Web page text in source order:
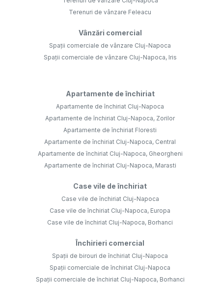
Terenuri de vânzare Feleacu
Vânzări comercial
Spații comerciale de vânzare Cluj-Napoca
Spații comerciale de vânzare Cluj-Napoca, Iris
Apartamente de închiriat
Apartamente de închiriat Cluj-Napoca
Apartamente de închiriat Cluj-Napoca, Zorilor
Apartamente de închiriat Floresti
Apartamente de închiriat Cluj-Napoca, Central
Apartamente de închiriat Cluj-Napoca, Gheorgheni
Apartamente de închiriat Cluj-Napoca, Marasti
Case vile de închiriat
Case vile de închiriat Cluj-Napoca
Case vile de închiriat Cluj-Napoca, Europa
Case vile de închiriat Cluj-Napoca, Borhanci
Închirieri comercial
Spații de birouri de închiriat Cluj-Napoca
Spații comerciale de închiriat Cluj-Napoca
Spații comerciale de închiriat Cluj-Napoca, Borhanci